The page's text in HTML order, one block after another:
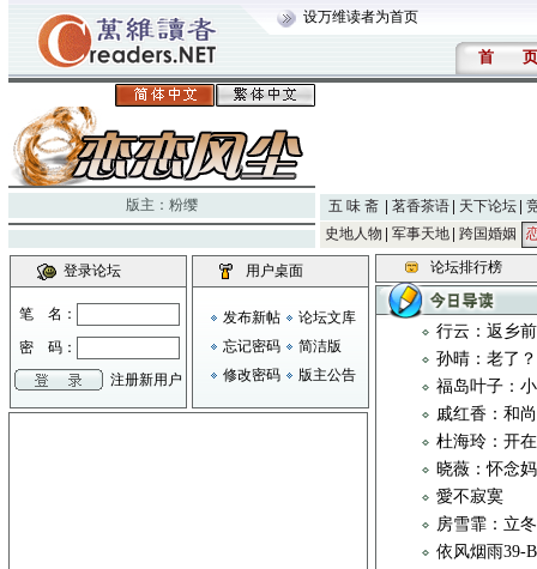
设万维读者为首页
首 页
版主： 粉缨 五 味 斋 茗香茶语 天下论坛
史地人物
军事天地 跨国婚姻
登录论坛
笔 名：
密 码：
注册新用户
用户桌面
发布新帖
论坛文库
忘记密码
简洁版
修改密码
版主公告
论坛排行榜
行云：返乡
孙晴：老了
福岛叶子：
戚红香：和尚
杜海玲：开
晓薇：怀念
愛不寂寞
房雪霏：立
依风烟雨39-B